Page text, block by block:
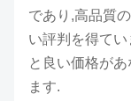
であり,高品質
い評判を得て
と良い価格が
ます.